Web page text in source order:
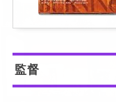
監督